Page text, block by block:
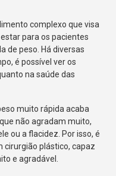
complexo que visa
para os pacientes
de peso. Há diversas
é possível ver os
na saúde das
muito rápida acaba
não agradam muito,
ou a flacidez. Por isso, é
cirurgião plástico, capaz
e agradável.